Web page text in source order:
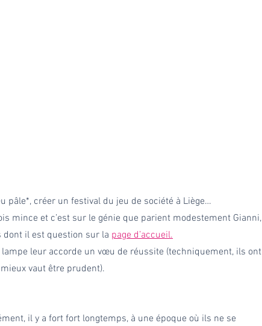
pâle*, créer un festival du jeu de société à Liège…
mince et c’est sur le génie que parient modestement Gianni,
dont il est question sur la page d’accueil.
leur accorde un vœu de réussite (techniquement, ils ont
vaut être prudent).
il y a fort fort longtemps, à une époque où ils ne se